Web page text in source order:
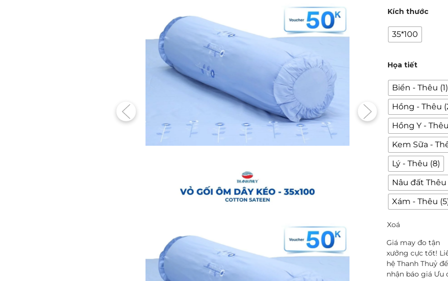
Kích thước
35*100
Họa tiết
Biển - Thêu (1)
Hồng - Thêu
Hồng Y -
Kem Sữa -
Lý - Thêu (8)
Nâu đất Thêu
Xám - Thêu
Xoá
Giá may đo tận
xưởng cực tốt!
hệ Thanh Thuỷ để
nhận báo giá Ưu